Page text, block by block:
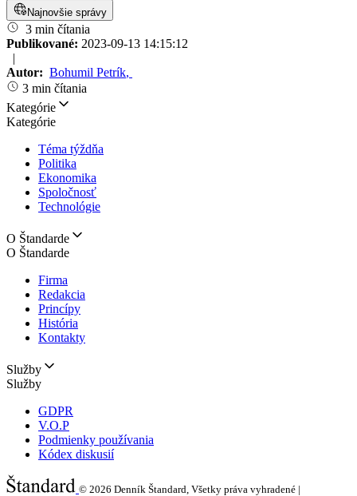
Najnovšie správy
3 min čítania
Publikované: 2023-09-13 14:15:12
|
Autor: Bohumil Petrík,
3 min čítania
Kategórie
Kategórie
Téma týždňa
Politika
Ekonomika
Spoločnosť
Technológie
O Štandarde
O Štandarde
Firma
Redakcia
Princípy
História
Kontakty
Služby
Služby
GDPR
V.O.P
Podmienky používania
Kódex diskusií
© 2026 Denník Štandard, Všetky práva vyhradené |